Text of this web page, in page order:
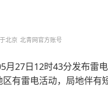
北京 北青网官方账号
月27日12时43分发布雷
有雷电活动，局地伴有